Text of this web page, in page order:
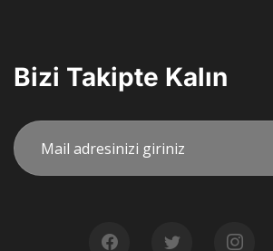
Bizi Takipte Kalın